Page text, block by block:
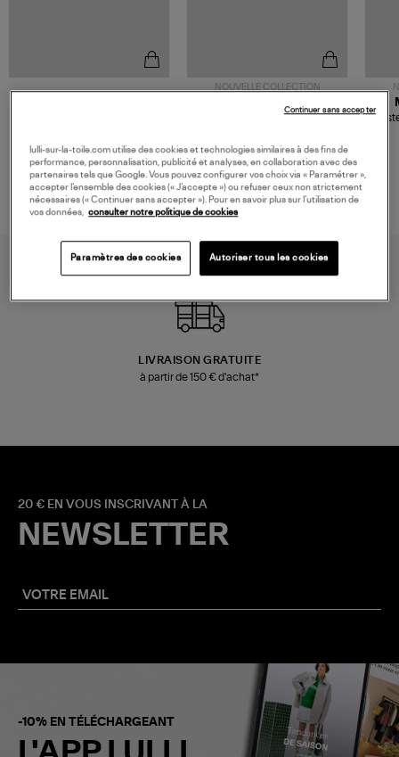
NOUVELLE COLLECTION
Mocassins Killian Sport
LIVRAISON GRATUITE
à partir de 150 € d'achat*
20 € EN VOUS INSCRIVANT À LA
NEWSLETTER
-10% EN TÉLÉCHARGEANT
lulli-sur-la-toile.com utilise des cookies et technologies similaires à des fins de
performance, personnalisation, publicité et analyses, en collaboration avec des
partenaires tels que Google. Vous pouvez configurer vos choix via « Paramétrer »,
accepter l’ensemble des cookies (« J’accepte ») ou refuser ceux non strictement
nécessaires (« Continuer sans accepter »). Pour en savoir plus sur l’utilisation de
vos données, consulter notre politique de cookies
Paramètres des cookies Autoriser tous les cookies
Continuer sans accepter